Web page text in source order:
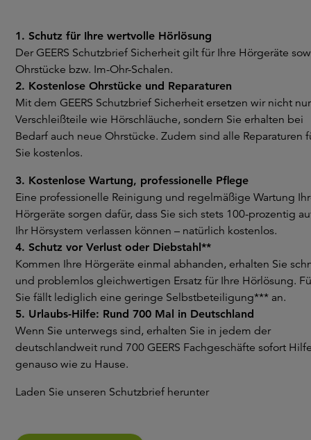
1. Schutz für Ihre wertvolle Hörlösung
Der GEERS Schutzbrief Sicherheit gilt für Ihre Hörgeräte
Ohrstücke bzw. Im-Ohr-Schalen.
2. Kostenlose Ohrstücke und Reparaturen
Mit dem GEERS Schutzbrief Sicherheit ersetzen wir nicht nur
Verschleißteile wie Hörschläuche, sondern Sie erhalten bei
Bedarf auch neue Ohrstücke. Zudem sind alle Reparaturen
Sie kostenlos.
3. Kostenlose Wartung, professionelle Pflege
Eine professionelle Reinigung und regelmäßige Wartung
Hörgeräte sorgen dafür, dass Sie sich stets 100-prozentig
Ihr Hörsystem verlassen können – natürlich kostenlos.
4. Schutz vor Verlust oder Diebstahl**
Kommen Ihre Hörgeräte einmal abhanden, erhalten Sie
und problemlos gleichwertigen Ersatz für Ihre Hörlösung.
Sie fällt lediglich eine geringe Selbstbeteiligung*** an.
5. Urlaubs-Hilfe: Rund 700 Mal in Deutschland
Wenn Sie unterwegs sind, erhalten Sie in jedem der
deutschlandweit rund 700 GEERS Fachgeschäfte sofort
genauso wie zu Hause.
Laden Sie unseren Schutzbrief herunter